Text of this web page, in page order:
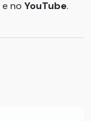
e no YouTube.